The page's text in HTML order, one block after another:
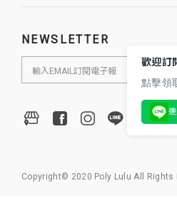
NEWSLETTER
Copyright© 2020 Poly Lulu All Rights
歡迎訂
點擊領